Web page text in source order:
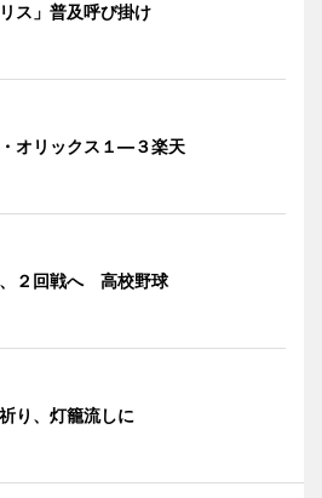
リス」普及呼び掛け
オリックス１―３楽天
２回戦へ 高校野球
り、灯籠流しに